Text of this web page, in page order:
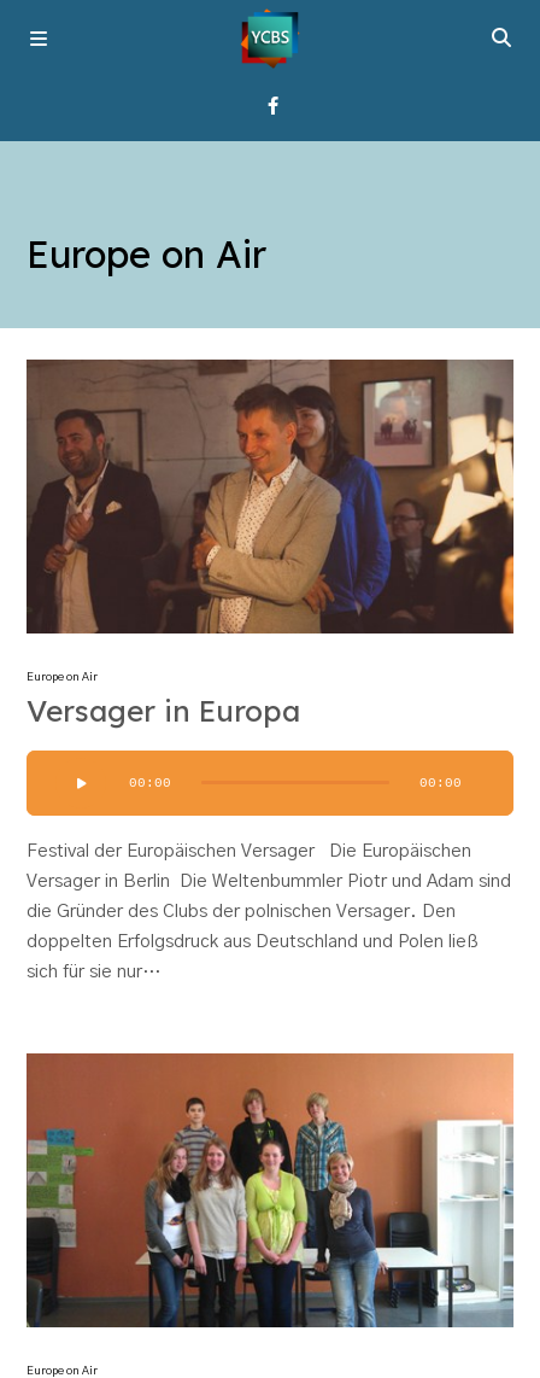
Programme
Über YCBS
Europe on Air
Europe on Air
Versager in Europa
00:00 00:00
Festival der Europäischen Versager Die Europäischen
Versager in Berlin Die Weltenbummler Piotr und Adam sind
die Gründer des Clubs der polnischen Versager. Den
doppelten Erfolgsdruck aus Deutschland und Polen ließ
sich für sie nur…
Europe on Air